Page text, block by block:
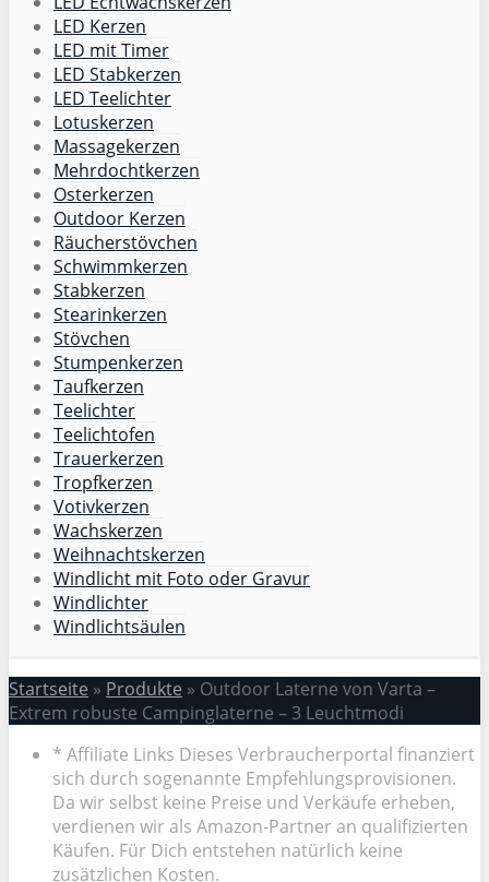
LED Kerzen
LED mit Timer
LED Stabkerzen
LED Teelichter
Lotuskerzen
Massagekerzen
Mehrdochtkerzen
Osterkerzen
Outdoor Kerzen
Räucherstövchen
Schwimmkerzen
Stabkerzen
Stearinkerzen
Stövchen
Stumpenkerzen
Taufkerzen
Teelichter
Teelichtofen
Trauerkerzen
Tropfkerzen
Votivkerzen
Wachskerzen
Weihnachtskerzen
Windlicht mit Foto oder Gravur
Windlichter
Windlichtsäulen
Startseite » Produkte » Outdoor Laterne von Varta –
Extrem robuste Campinglaterne – 3 Leuchtmodi
* Affiliate Links Dieses Verbraucherportal finanziert
sich durch sogenannte Empfehlungsprovisionen.
Da wir selbst keine Preise und Verkäufe erheben,
verdienen wir als Amazon-Partner an qualifizierten
Käufen. Für Dich entstehen natürlich keine
zusätzlichen Kosten.